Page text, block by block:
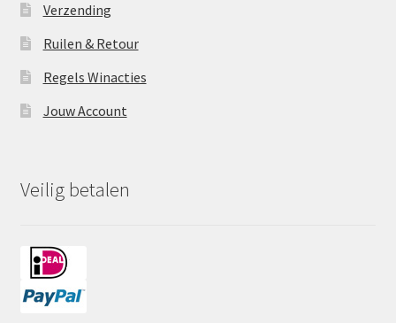
Verzending
Ruilen & Retour
Regels Winacties
Jouw Account
Veilig betalen